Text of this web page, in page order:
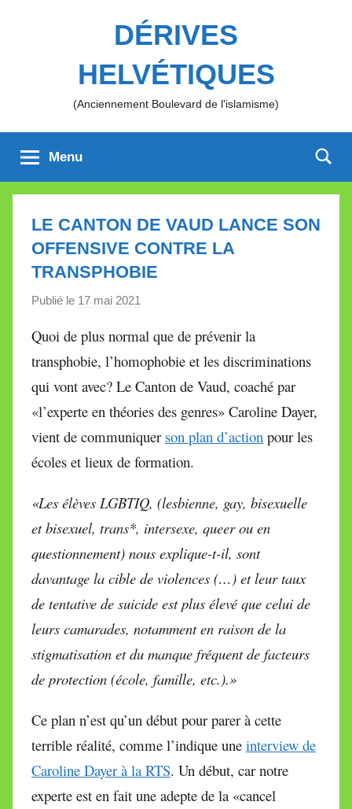
DÉRIVES
HELVÉTIQUES
(Anciennement Boulevard de l'islamisme)
Menu
LE CANTON DE VAUD LANCE SON
OFFENSIVE CONTRE LA
TRANSPHOBIE
Publié le 17 mai 2021
r
M
i
i
l
e
V
l
e
t
Quoi de plus normal que de prévenir la
transphobie, l’homophobie et les discriminations
qui vont avec? Le Canton de Vaud, coaché par
«l’experte en théories des genres» Caroline Dayer,
vient de communiquer son plan d’action pour les
écoles et lieux de formation.
«Les élèves LGBTIQ, (lesbienne, gay, bisexuelle
et bisexuel, trans*, intersexe, queer ou en
questionnement) nous explique-t-il, sont
davantage la cible de violences (…) et leur taux
de tentative de suicide est plus élevé que celui de
leurs camarades, notamment en raison de la
stigmatisation et du manque fréquent de facteurs
de protection (école, famille, etc.).»
Ce plan n’est qu’un début pour parer à cette
terrible réalité, comme l’indique une interview de
Caroline Dayer à la RTS. Un début, car notre
experte est en fait une adepte de la «cancel